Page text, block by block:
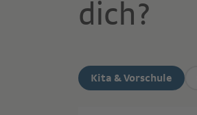
dich?
Kita & Vorschule